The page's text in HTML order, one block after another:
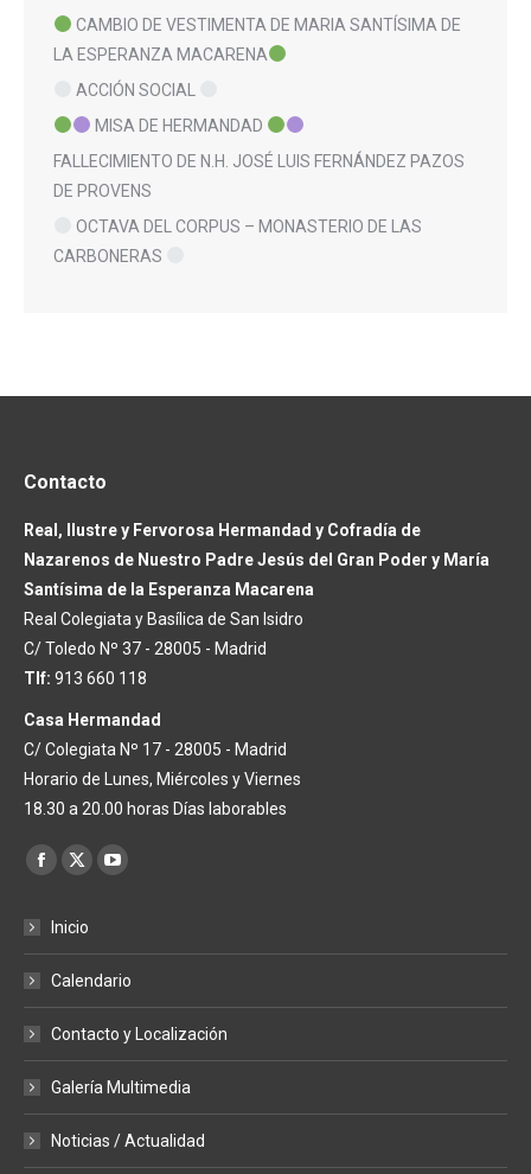
CAMBIO DE VESTIMENTA DE MARIA SANTÍSIMA DE
LA ESPERANZA MACARENA
ACCIÓN SOCIAL
MISA DE HERMANDAD
FALLECIMIENTO DE N.H. JOSÉ LUIS FERNÁNDEZ PAZOS
DE PROVENS
OCTAVA DEL CORPUS – MONASTERIO DE LAS
CARBONERAS
Contacto
Real, Ilustre y Fervorosa Hermandad y Cofradía de
Nazarenos de Nuestro Padre Jesús del Gran Poder y María
Santísima de la Esperanza Macarena
Real Colegiata y Basílica de San Isidro
C/ Toledo Nº 37 - 28005 - Madrid
Tlf: 913 660 118
Casa Hermandad
C/ Colegiata Nº 17 - 28005 - Madrid
Horario de Lunes, Miércoles y Viernes
18.30 a 20.00 horas Días laborables
Encuéntranos en:
Facebook
opens
window
X
opens
window
YouTube
window
Inicio
Calendario
Contacto y Localización
Galería Multimedia
Noticias / Actualidad